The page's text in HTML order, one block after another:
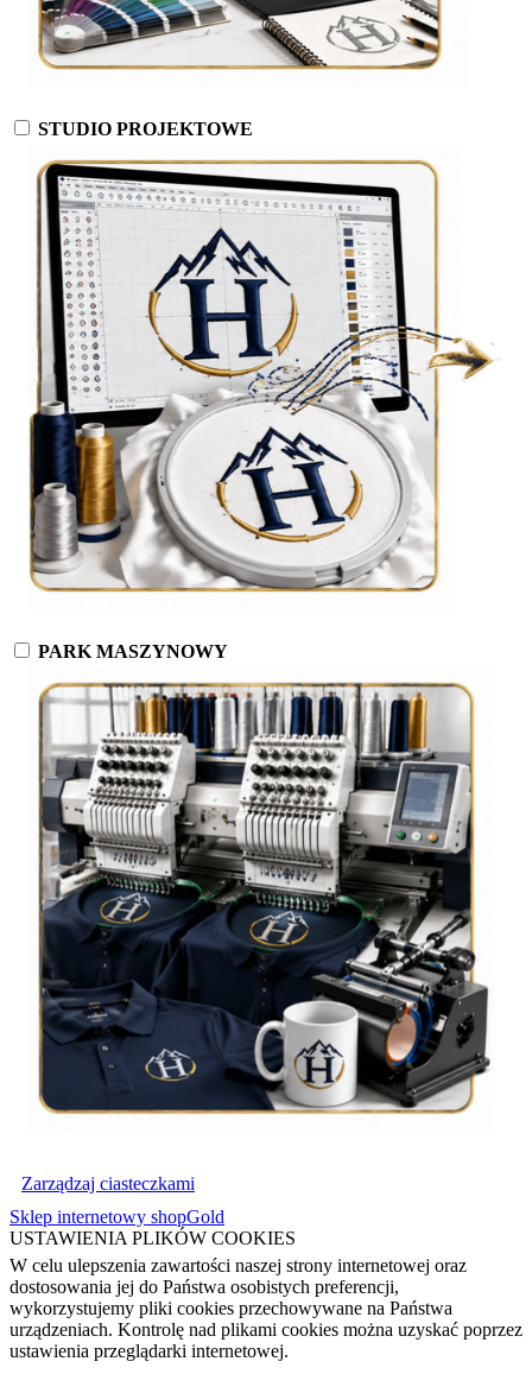
STUDIO PROJEKTOWE
PARK MASZYNOWY
Zarządzaj ciasteczkami
Sklep internetowy shopGold
USTAWIENIA PLIKÓW COOKIES
W celu ulepszenia zawartości naszej strony internetowej oraz
dostosowania jej do Państwa osobistych preferencji,
wykorzystujemy pliki cookies przechowywane na Państwa
urządzeniach. Kontrolę nad plikami cookies można uzyskać poprzez
ustawienia przeglądarki internetowej.